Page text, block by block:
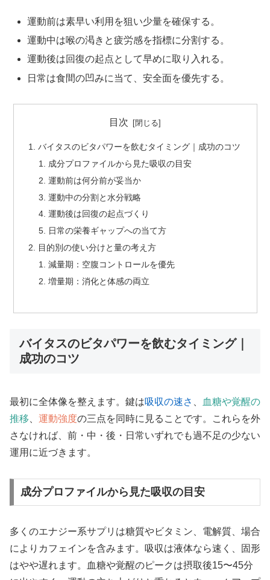
運動前は素早い利用を狙い少量を確保する。
運動中は喉の渇きと疲労感を指標に分割する。
運動後は回復の起点として早めに取り入れる。
日常は食間の凹みに当て、安全面を優先する。
目次
バイタスのビタパワーを飲むタイミング｜成功のコツ
成分プロファイルから見た吸収の目安
運動前は何分前が妥当か
運動中の分割と水分戦略
運動後は回復の起点づくり
日常の栄養ギャップへの当て方
目的別の使い分けと量の考え方
減量期：空腹コントロールを優先
増量期：消化と体感の両立
バイタスのビタパワーを飲むタイミング｜
成功のコツ
最初に全体像を整えます。鍵は吸収の速さ
血糖や覚醒の
推移
運動強度の三点を同時に見ることです。これらを外
さなければ、前・中・後・日常いずれでも過不足の少ない
運用に近づきます。
成分プロファイルから見た吸収の目安
多くのエナジー系サプリは糖質やビタミン、電解質、場合
によりカフェインを含みます。吸収は液体なら速く、固形
はやや遅れます。血糖や覚醒のピークは摂取後15〜45分